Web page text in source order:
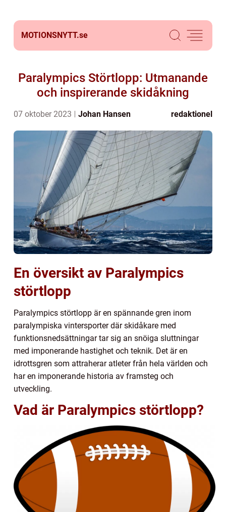
MOTIONSNYTT.se
Paralympics Störtlopp: Utmanande
och inspirerande skidåkning
07 oktober 2023 Johan Hansen redaktionel
En översikt av Paralympics
störtlopp
Paralympics störtlopp är en spännande gren inom
paralympiska vintersporter där skidåkare med
funktionsnedsättningar tar sig an snöiga sluttningar
med imponerande hastighet och teknik. Det är en
idrottsgren som attraherar atleter från hela världen och
har en imponerande historia av framsteg och
utveckling.
Vad är Paralympics störtlopp?